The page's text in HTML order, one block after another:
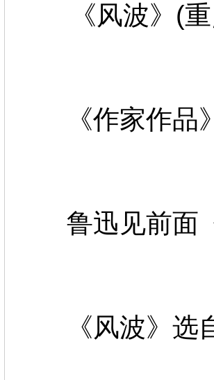
《风波》(重
《作家作品》
鲁迅见前面《
《风波》选自